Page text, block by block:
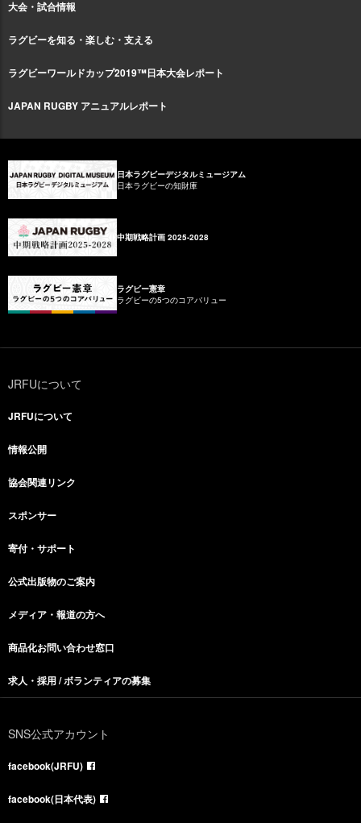
大会・試合情報
ラグビーを知る・楽しむ・支える
ラグビーワールドカップ2019™日本大会レポート
JAPAN RUGBY アニュアルレポート
日本ラグビーデジタルミュージアム
日本ラグビーの知財庫
中期戦略計画 2025-2028
ラグビー憲章
ラグビーの5つのコアバリュー
JRFUについて
JRFUについて
情報公開
協会関連リンク
スポンサー
寄付・サポート
公式出版物のご案内
メディア・報道の方へ
商品化お問い合わせ窓口
求人・採用 / ボランティアの募集
SNS公式アカウント
facebook(JRFU)
facebook(日本代表)